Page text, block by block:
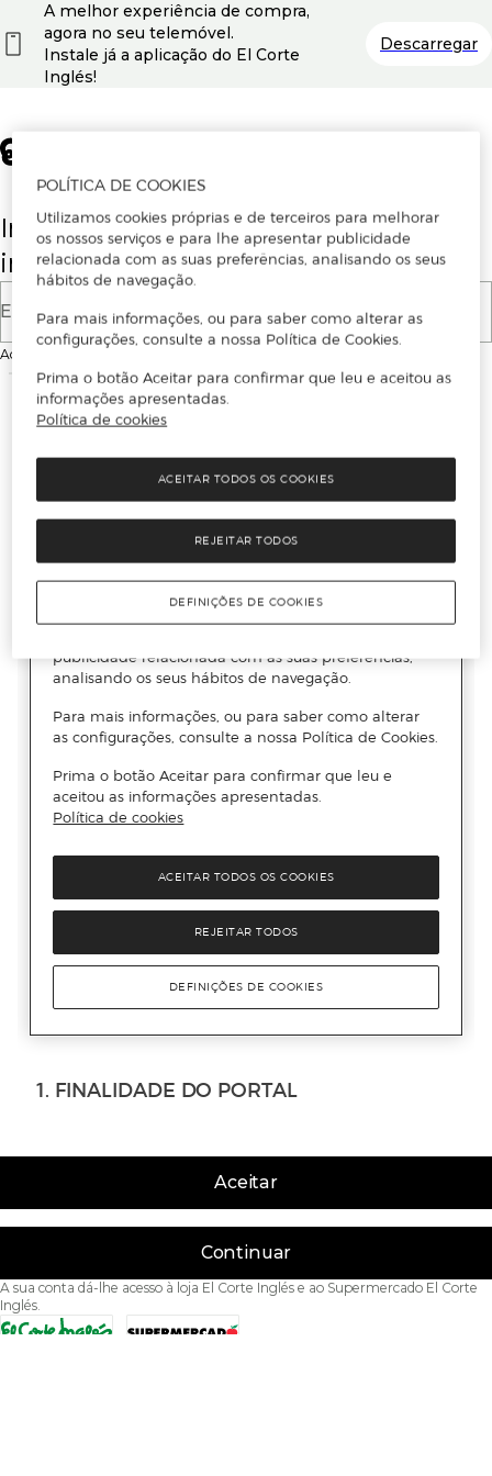
Insira o seu email para se registar ou
iniciar sessão.
E-mail
Ao continuar, aceitas as
Aceitar
Continuar
A sua conta dá-lhe acesso à loja El Corte Inglés e ao Supermercado El Corte
Inglés.
A melhor experiência de compra,
agora no seu telemóvel.
Instale já a aplicação do El Corte
Inglés!
Descarregar
POLÍTICA DE COOKIES
Utilizamos cookies próprias e de terceiros para melhorar
os nossos serviços e para lhe apresentar publicidade
relacionada com as suas preferências, analisando os seus
hábitos de navegação.
Para mais informações, ou para saber como alterar as
configurações, consulte a nossa Política de Cookies.
Prima o botão Aceitar para confirmar que leu e aceitou as
informações apresentadas.
Política de cookies
REJEITAR TODOS
ACEITAR TODOS OS COOKIES
DEFINIÇÕES DE COOKIES